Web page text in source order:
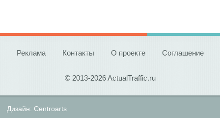
Реклама Контакты О проекте Соглашение
© 2013-2026 ActualTraffic.ru
Дизайн: Centroarts